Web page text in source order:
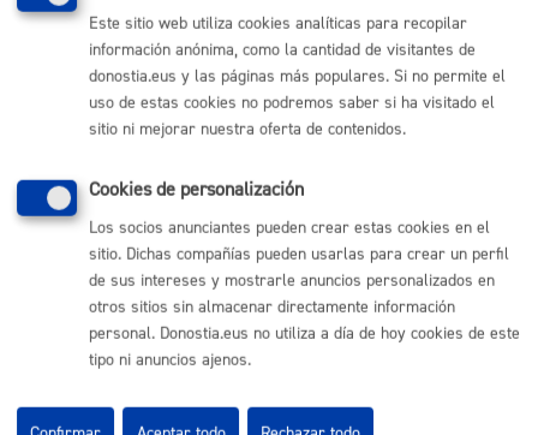
Seguridad ciudadana
Avisos, denuncias, depósito de vehículos, armas,
perros peligrosos
Exclusión, infancia,jóvenes,familia,violencia machista,
personas mayores, dependencia, discapacidad
Trámites económicos
Impuestos, tasas, precios públicos, certificados,
Este sitio web utiliza cookies analíticas para recopilar
información anónima, como la cantidad de visitantes de
donostia.eus y las páginas más populares. Si no permite el
uso de estas cookies no podremos saber si ha visitado el
sitio ni mejorar nuestra oferta de contenidos.
Cookies de personalización
Los socios anunciantes pueden crear estas cookies en el
sitio. Dichas compañías pueden usarlas para crear un perfil
de sus intereses y mostrarle anuncios personalizados en
otros sitios sin almacenar directamente información
personal. Donostia.eus no utiliza a día de hoy cookies de este
tipo ni anuncios ajenos.